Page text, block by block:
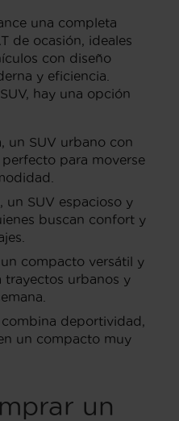
una completa
de ocasión, ideales
con diseño
y eficiencia.
hay una opción
un SUV urbano con
para moverse
un SUV espacioso y
buscan confort y
compacto versátil y
trayectos urbanos y
combina deportividad,
un compacto muy
un